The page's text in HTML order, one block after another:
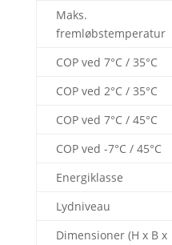
Maks.
fremløbstemperatur
COP ved 7°C / 35°C
COP ved 2°C / 35°C
COP ved 7°C / 45°C
COP ved -7°C / 45°C
Energiklasse
Lydniveau
Dimensioner (H x B x